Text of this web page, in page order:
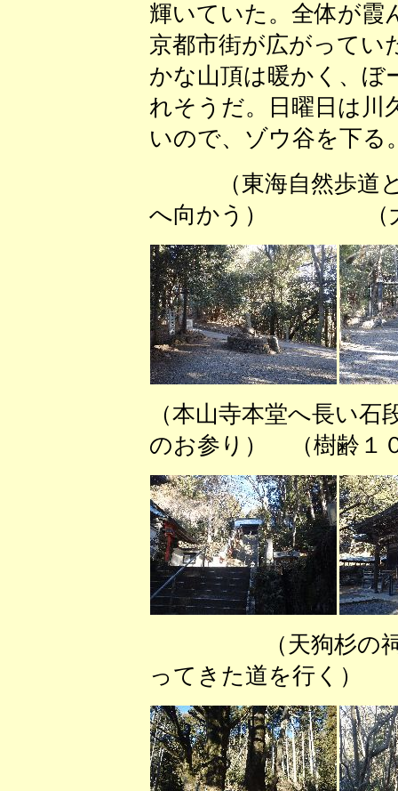
輝いていた。全体が霞
京都市街が広がってい
かな山頂は暖かく、ぼ
れそうだ。日曜日は川
いので、ゾウ谷を下る
（東海自然歩道
へ向かう） （大杉
（本山寺本堂へ長い
のお参り） （樹齢１
（天狗杉の
ってきた道を行く